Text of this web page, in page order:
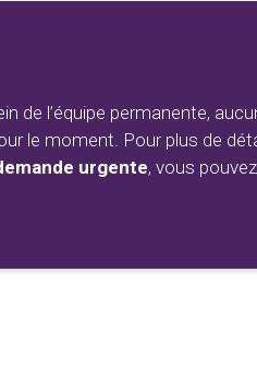
de l’équipe permanente,
le moment. Pour plus de
urgente, vous